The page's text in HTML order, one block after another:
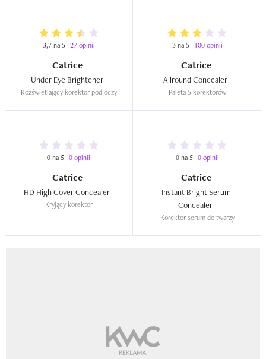
3,7 na 5 27 opinii
Catrice
Rozświetlający korektor pod oczy
3 na 5 100 opinii
Catrice
Paleta 5 korektorów
0 na 5 0 opinii
Catrice
Kryjący korektor
0 na 5 0 opinii
Catrice
Instant Bright Serum
Korektor serum do twarzy